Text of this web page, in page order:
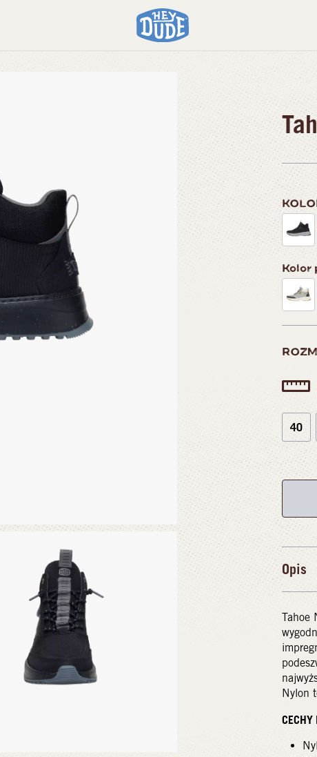
Kolor
40
Opis
Tahoe
Nylon